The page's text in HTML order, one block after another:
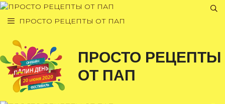
Перейти
ПРОСТО РЕЦЕПТЫ ОТ ПАП
ПРОСТО РЕЦЕПТЫ
ОТ ПАП